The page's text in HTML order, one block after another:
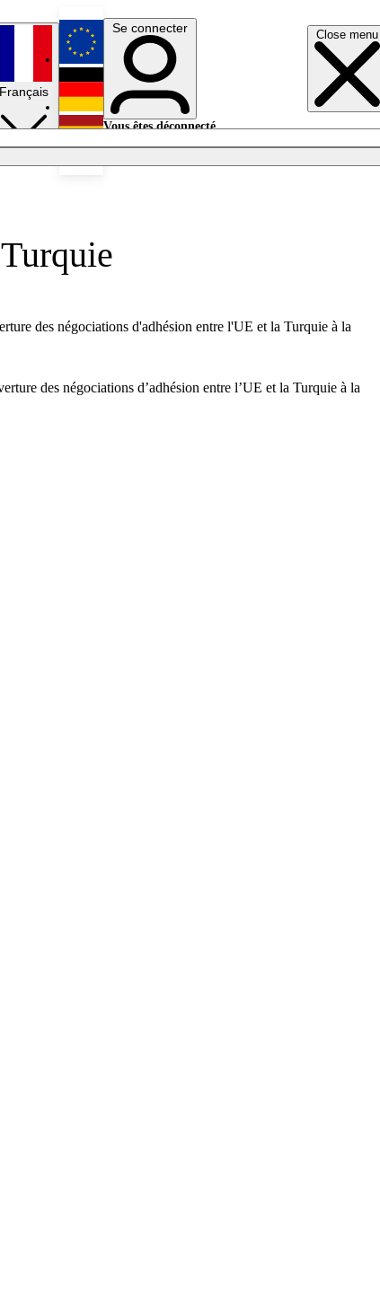
Close menu
Français
English
Deutsch
Se connecter
Vous êtes déconnecté.
des négociations d'adhésion entre l'UE et la Turquie à la
des négociations d’adhésion entre l’UE et la Turquie à la